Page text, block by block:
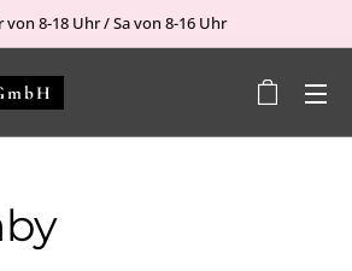
von 8-18 Uhr / Sa von 8-16 Uhr